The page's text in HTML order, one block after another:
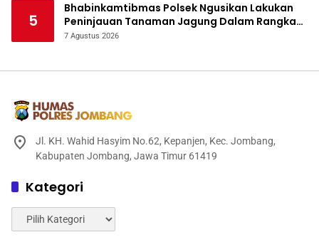
5
Bhabinkamtibmas Polsek Ngusikan Lakukan
Peninjauan Tanaman Jagung Dalam Rangka
Mendukung Ketahanan Pangan
7 Agustus 2026
Jl. KH. Wahid Hasyim No.62, Kepanjen, Kec. Jombang,
Kabupaten Jombang, Jawa Timur 61419
Kategori
Kategori